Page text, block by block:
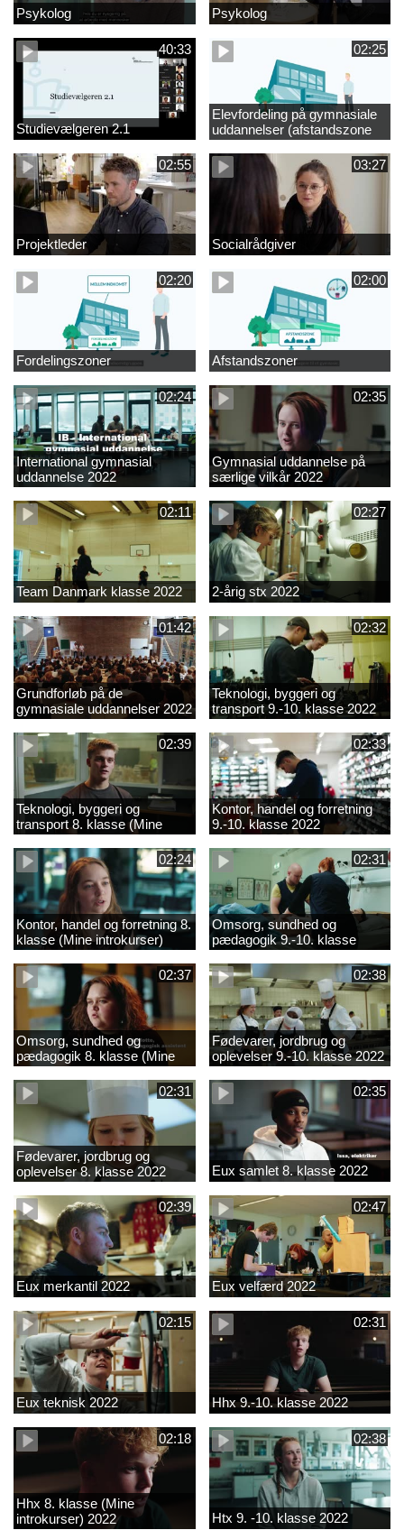
Psykolog Psykolog
40:33
Studievælgeren 2.1
02:25
Elevfordeling på gymnasiale
uddannelser (afstandszone
redigeret)
02:55
Projektleder
03:27
Socialrådgiver
02:20
Fordelingszoner
02:00
Afstandszoner
02:24
International gymnasial
uddannelse 2022
02:35
Gymnasial uddannelse på
særlige vilkår 2022
02:11
Team Danmark klasse 2022
02:27
2-årig stx 2022
01:42
Grundforløb på de
gymnasiale uddannelser 2022
02:32
Teknologi, byggeri og
transport 9.-10. klasse 2022
02:39
Teknologi, byggeri og
transport 8. klasse (Mine
introkurser) 2022
02:33
Kontor, handel og forretning
9.-10. klasse 2022
02:24
Kontor, handel og forretning 8.
klasse (Mine introkurser)
2022
02:31
Omsorg, sundhed og
pædagogik 9.-10. klasse
2022
02:37
Omsorg, sundhed og
pædagogik 8. klasse (Mine
introkurser) 2022
02:38
Fødevarer, jordbrug og
oplevelser 9.-10. klasse 2022
02:31
Fødevarer, jordbrug og
oplevelser 8. klasse 2022
02:35
Eux samlet 8. klasse 2022
02:39
Eux merkantil 2022
02:47
Eux velfærd 2022
02:15
Eux teknisk 2022
02:31
Hhx 9.-10. klasse 2022
02:18
Hhx 8. klasse (Mine
introkurser) 2022
02:38
Htx 9. -10. klasse 2022